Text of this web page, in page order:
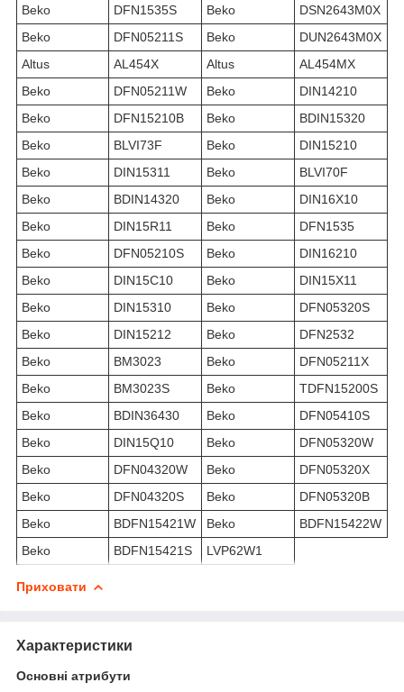
Beko
DFN1535S Beko
DSN2643M0X
Beko
DFN05211S Beko
DUN2643M0X
Altus
AL454X Altus
AL454MX
Beko
DFN05211W Beko
DIN14210
Beko
DFN15210B Beko
BDIN15320
Beko
BLVI73F Beko
DIN15210
Beko
DIN15311 Beko
BLVI70F
Beko
BDIN14320 Beko
DIN16X10
Beko
DIN15R11 Beko
DFN1535
Beko
DFN05210S Beko
DIN16210
Beko
DIN15C10 Beko
DIN15X11
Beko
DIN15310 Beko
DFN05320S
Beko
DIN15212 Beko
DFN2532
Beko
BM3023 Beko
DFN05211X
Beko
BM3023S Beko
TDFN15200S
Beko
BDIN36430 Beko
DFN05410S
Beko
DIN15Q10 Beko
DFN05320W
Beko
DFN04320W Beko
DFN05320X
Beko
DFN04320S Beko
DFN05320B
Beko
BDFN15421W Beko
BDFN15422W
Beko
BDFN15421S LVP62W1
Приховати
Характеристики
Основні атрибути